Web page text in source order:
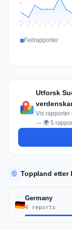
2
5
Jul 9 Jul 10 Jul 11 Jul 12 Jul 13 Jul 14 Jul 15 Jul 16
Feilrapporter
Utforsk
Vis rapporter
— 🌍 5
Toppland etter
Germany
4 reports